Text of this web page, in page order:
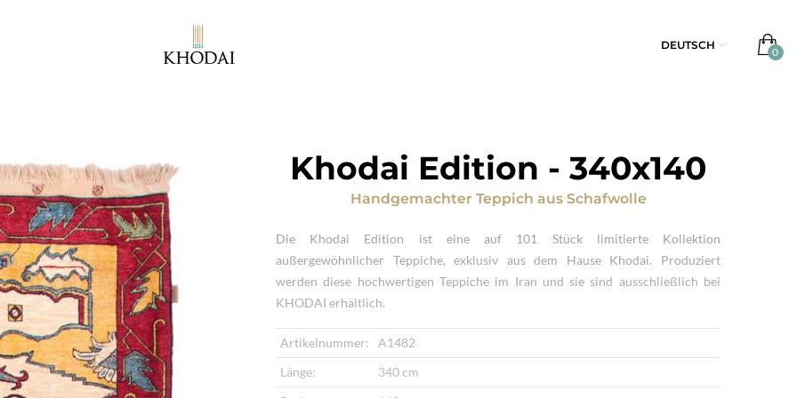
DEUTSCH
Khodai Edition - 340x140
Handgemachter Teppich aus Schafwolle
Die Khodai Edition ist eine auf 101 Stück limitierte Kollektion
außergewöhnlicher Teppiche, exklusiv aus dem Hause Khodai. Produziert
werden diese hochwertigen Teppiche im Iran und sie sind ausschließlich bei
KHODAI erhältlich.
Artikelnummer:
A1482
Länge:
340 cm